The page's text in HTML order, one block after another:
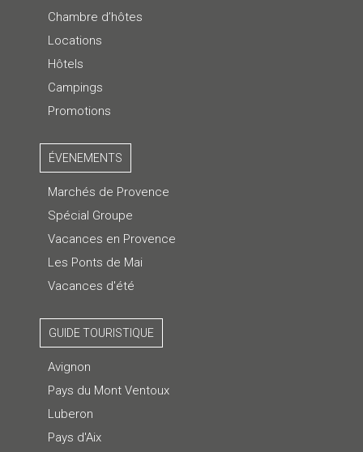
Chambre d’hôtes
Locations
Hôtels
Campings
Promotions
ÉVENEMENTS
Marchés de Provence
Spécial Groupe
Vacances en Provence
Les Ponts de Mai
Vacances d'été
GUIDE TOURISTIQUE
Avignon
Pays du Mont Ventoux
Luberon
Pays d'Aix